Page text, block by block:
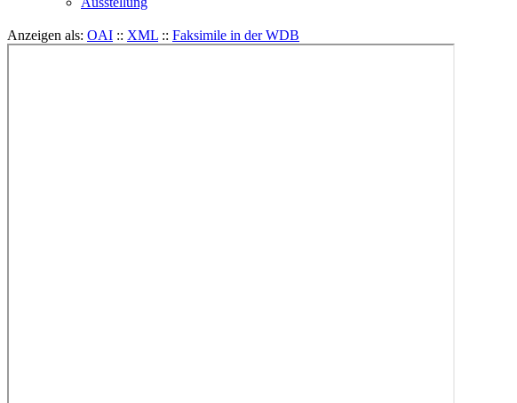
Anzeigen als: OAI :: XML :: Faksimile in der WDB